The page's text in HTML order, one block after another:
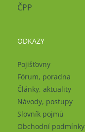
ČPP
ODKAZY
Pojišťovny
Fórum, poradna
Články, aktuality
Návody, postupy
Slovník pojmů
Obchodní podmínky